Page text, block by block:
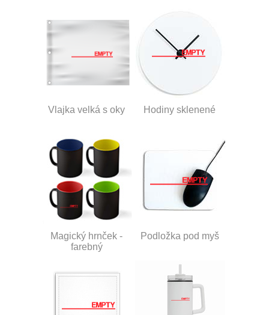
Vlajka velká s oky Hodiny sklenené
Magický hrnček -
farebný
Podložka pod myš